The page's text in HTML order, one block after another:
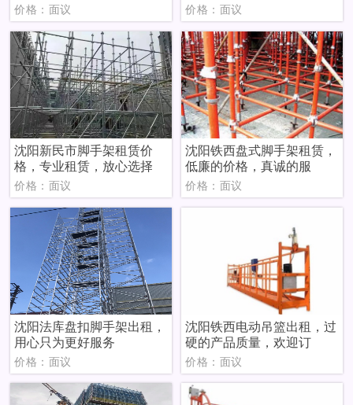
价格：面议 价格：面议
沈阳新民市脚手架租赁价
格，专业租赁，放心选择
价格：面议
沈阳铁西盘式脚手架租赁，
低廉的价格，真诚的服
价格：面议
沈阳法库盘扣脚手架出租，
用心只为更好服务
价格：面议
沈阳铁西电动吊篮出租，过
硬的产品质量，欢迎订
价格：面议